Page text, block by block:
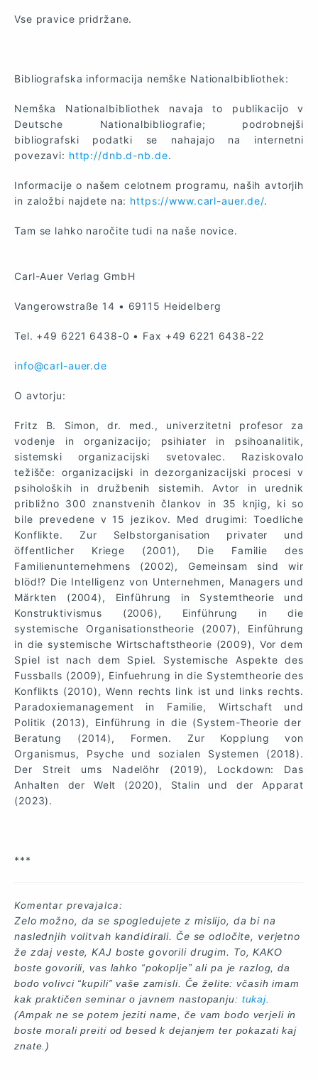
Vse pravice pridržane.
Bibliografska informacija nemške Nationalbibliothek:
Nemška Nationalbibliothek navaja to publikacijo v
Deutsche Nationalbibliografie; podrobnejši
bibliografski podatki se nahajajo na internetni
povezavi: http://dnb.d-nb.de.
Informacije o našem celotnem programu, naših avtorjih
in založbi najdete na: https://www.carl-auer.de/.
Tam se lahko naročite tudi na naše novice.
Carl-Auer Verlag GmbH
Vangerowstraße 14 • 69115 Heidelberg
Tel. +49 6221 6438-0 • Fax +49 6221 6438-22
info@carl-auer.de
O avtorju:
Fritz B. Simon, dr. med., univerzitetni profesor za
vodenje in organizacijo; psihiater in psihoanalitik,
sistemski
organizacijski svetovalec. Raziskovalo
težišče: organizacijski indezorganizacijski procesi v
psiholoških indružbenih sistemih. Avtor in urednik
približno 300 znanstvenih člankov in 35 knjig, ki so
bile prevedene v 15 jezikov. Med drugimi: Toedliche
Konflikte. Zur Selbstorganisation privater
und
öffentlicher
Kriege (2001), Die Familie des
Familienunternehmens (2002), Gemeinsam sind
wir
blöd!? Die Intelligenz von Unternehmen, Managers und
Märkten
(2004), Einführung in Systemtheorie
und
Konstruktivismus (2006), Einführung
in die
systemische
Organisationstheorie (2007), Einführung
in die systemische Wirtschaftstheorie (2009), Vor dem
Spiel
ist nach dem Spiel. Systemische Aspekte des
Fussballs (2009), Einfuehrung in die Systemtheorie des
Konflikts (2010), Wenn rechts link ist und links rechts.
Paradoxiemanagement in Familie, Wirtschaft
und
Politik (2013), Einführung in die (System-Theorie der
Beratung
(2014), Formen. Zur Kopplung von
Organismus, Psyche und sozialen Systemen
(2018).
Der Streit ums Nadelöhr (2019), Lockdown: Das
Anhalten
der Welt (2020), Stalin und der Apparat
(2023).
***
Komentar prevajalca:
Zelo možno, da se spogledujete z mislijo, da bi na
naslednjih volitvah kandidirali. Če se odločite, verjetno
že zdaj veste, KAJ boste govorili drugim. To,KAKO
boste govorili
vas lahko “pokoplje” ali pa je razlog, da
bodo volivci “kupili” vaše zamisli. Če želite: včasih imam
kak praktičenseminar o javnem nastopanju: tukaj
(Ampakne se potem jeziti name, če vam bodo verjeli in
boste moralipreiti od besed k dejanjem ter pokazati kaj
znate )